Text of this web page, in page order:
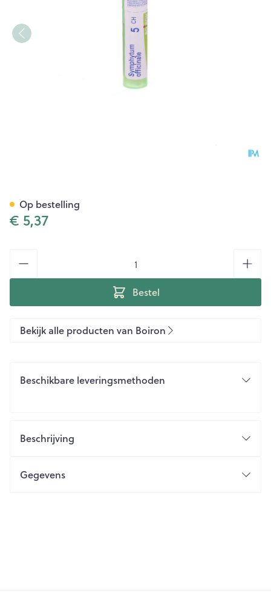
€ 5,37
Bestel
Op bestelling
Bekijk alle producten van Boiron
Beschikbare leveringsmethoden
Beschrijving
Gegevens